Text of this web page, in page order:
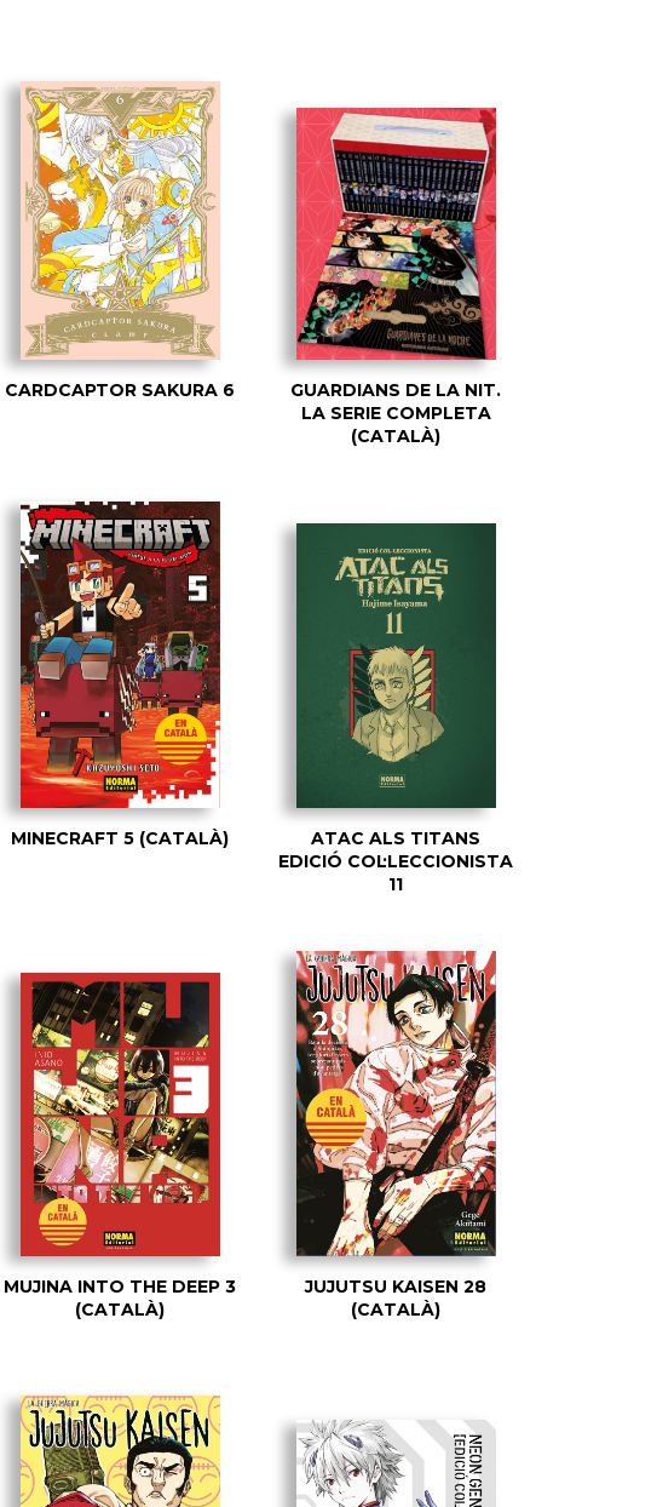
CARDCAPTOR SAKURA 6
GUARDIANS DE LA NIT.
LA SERIE COMPLETA
(CATALÀ)
MINECRAFT 5 (CATALÀ)
ATAC ALS TITANS
EDICIÓ COL·LECCIONISTA
11
MUJINA INTO THE DEEP 3
(CATALÀ)
JUJUTSU KAISEN 28
(CATALÀ)